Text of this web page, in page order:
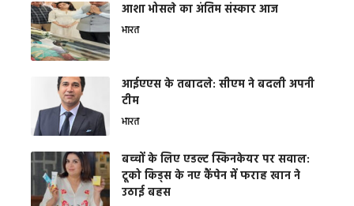
आशा भोसले का अंतिम संस्कार आज
भारत
आईएएस के तबादले: सीएम ने बदली अपनी
टीम
भारत
बच्चों के लिए एडल्ट स्किनकेयर पर सवाल:
टूको किड्स के नए कैंपेन में फराह खान ने
उठाई बहस